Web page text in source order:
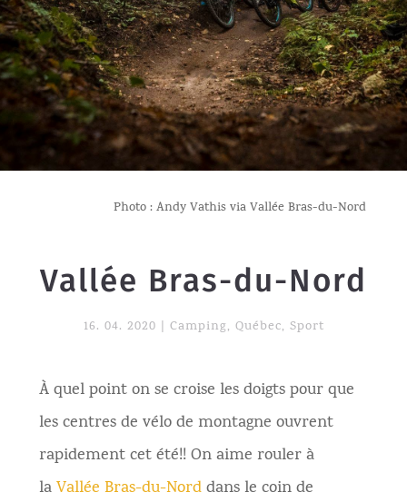
Photo : Andy Vathis via Vallée Bras-du-Nord
Vallée Bras-du-Nord
16. 04. 2020 Camping, Québec, Sport
À quel point on se croise les doigts pour que
les centres de vélo de montagne ouvrent
rapidement cet été!! On aime rouler à
laVallée Bras-du-Norddans le coin de